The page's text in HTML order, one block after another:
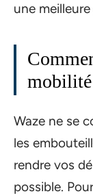
une
mobilité
Waze ne se
les
rendre vos
possible.